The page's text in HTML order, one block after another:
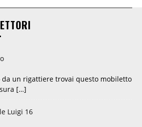
da un rigattiere trovai questo mobiletto
[…]
Luigi 16